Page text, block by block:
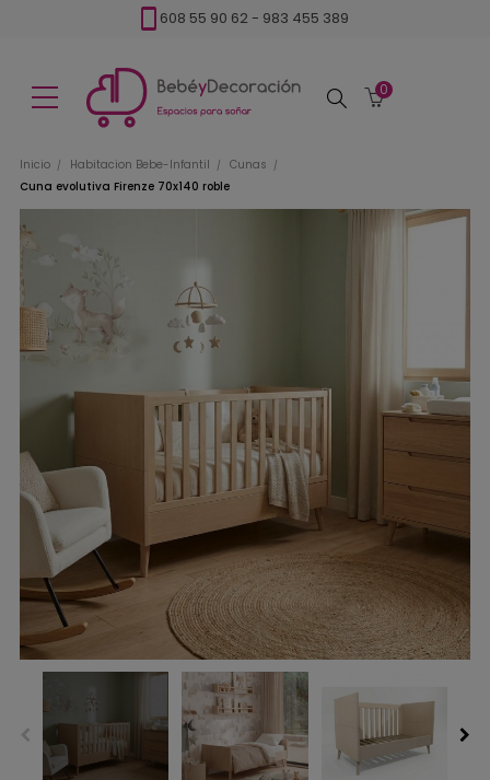
608 55 90 62 - 983 455 389
Buscar
0
Inicio Habitacion Bebe-Infantil
Cunas
Cuna evolutiva Firenze 70x140 roble